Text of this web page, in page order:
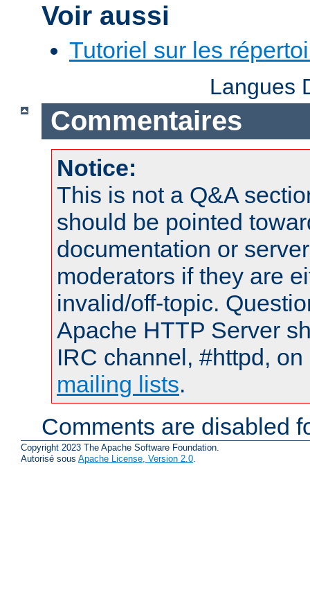
Voir aussi
Tutoriel sur les
Langues
Commentaires
Notice:
This is not a Q&A
should be pointed
documentation or
moderators if they are
invalid/off-topic.
Apache HTTP Server
IRC channel, #httpd,
mailing lists.
Comments are disabled
Copyright 2023 The Apache Software Foundation.
Autorisé sous Apache License, Version 2.0.